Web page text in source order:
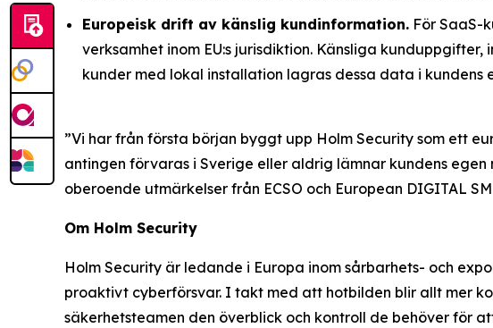
Europeisk drift av känslig kundinformation. För SaaS-
verksamhet inom EU:s jurisdiktion. Känsliga
kunder med lokal installation lagras dessa data i kundens
”Vi har från första början byggt upp Holm Security som ett
antingen förvaras i Sverige eller aldrig lämnar kundens
oberoende utmärkelser från ECSO och European DIGITAL
Om Holm Security
Holm Security är ledande i Europa inom sårbarhets- och
proaktivt cyberförsvar. I takt med att hotbilden blir allt mer
säkerhetsteamen den överblick och kontroll de behöver för